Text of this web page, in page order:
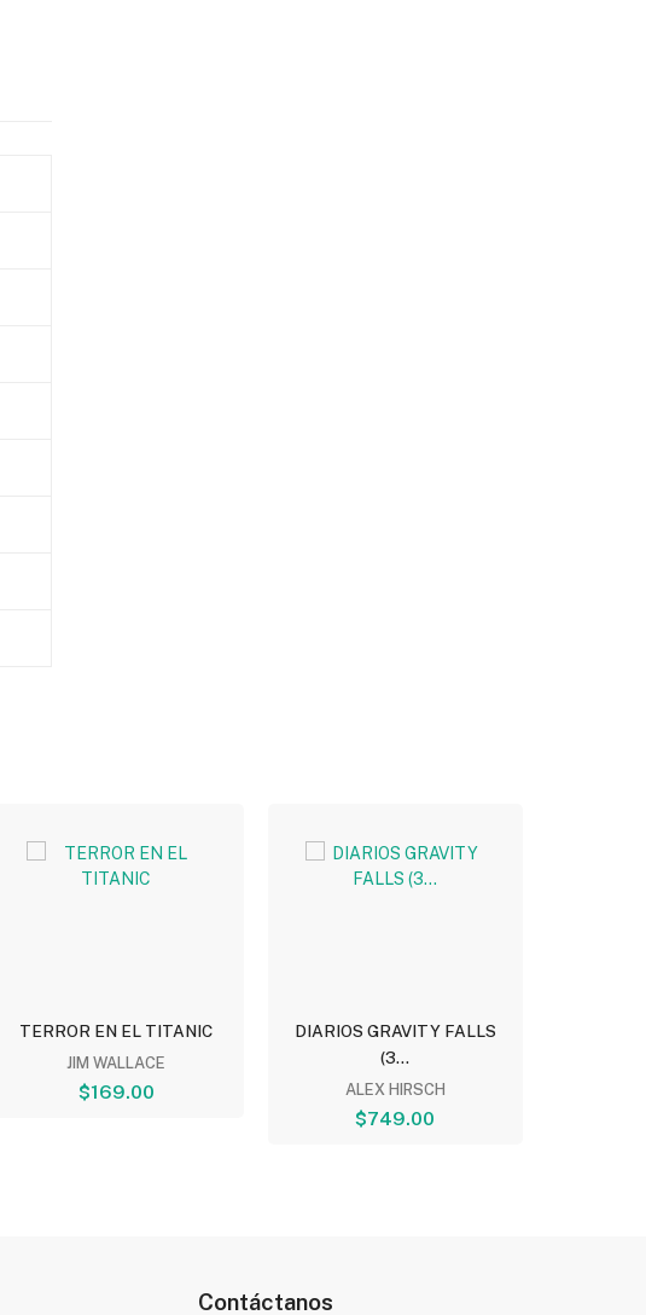
TERROR EN EL TITANIC
JIM WALLACE
$169.00
DIARIOS GRAVITY FALLS
(3...
ALEX HIRSCH
$749.00
Contáctanos